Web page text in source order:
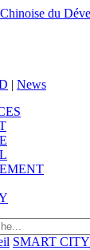
du
| News
SMART CITY